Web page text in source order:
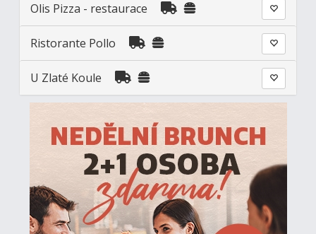
Olis Pizza - restaurace
Ristorante Pollo
U Zlaté Koule